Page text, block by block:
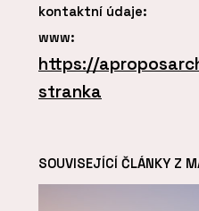
kontaktní údaje:
www:
https://
stranka
SOUVISEJÍCÍ ČLÁNKY Z